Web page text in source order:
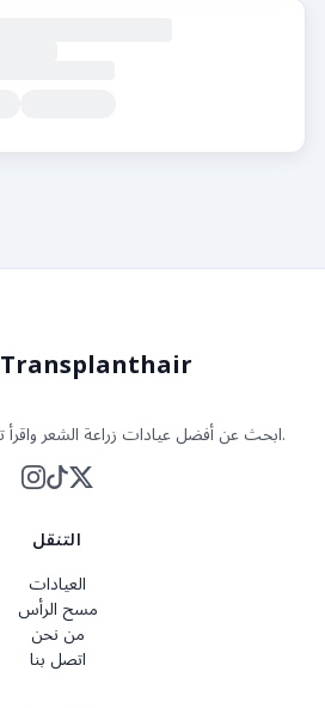
Transplanthair
ابحث عن أفضل عيادات زراعة الشعر واقرأ تقييمات المرضى الحقيقية.
التنقل
العيادات
مسح الرأس
من نحن
اتصل بنا